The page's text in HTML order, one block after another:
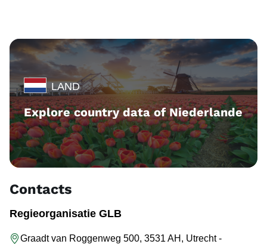
Contacts
Regieorganisatie GLB
Graadt van Roggenweg 500, 3531 AH, Utrecht -
LAND
Explore country data of Niederlande